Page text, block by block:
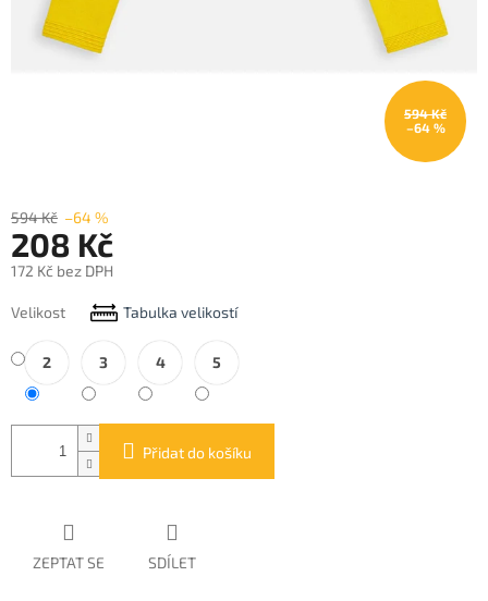
594 Kč
–64 %
594 Kč –64 %
208 Kč
172 Kč bez DPH
cena:
Velikost Tabulka velikostí
2 3 4 5
Přidat do košíku
ZEPTAT SE SDÍLET